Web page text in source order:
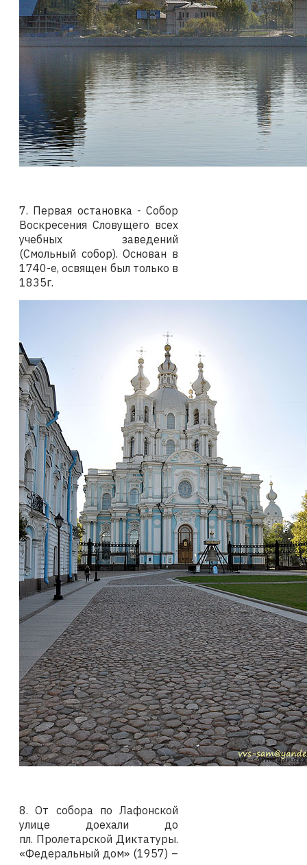
7. Первая остановка - Собор
Воскресения Словущего всех
учебных заведений
(Смольный собор). Основан в
1740-е, освящен был только в
1835г.
8. От собора по Лафонской
улице доехали до
пл. Пролетарской Диктатуры.
«Федеральный дом» (1957) –